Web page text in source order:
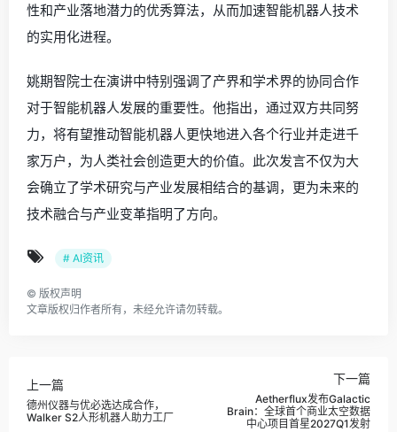
性和产业落地潜力的优秀算法，从而加速智能机器人技术
的实用化进程。
姚期智院士在演讲中特别强调了产界和学术界的协同合作
对于智能机器人发展的重要性。他指出，通过双方共同努
力，将有望推动智能机器人更快地进入各个行业并走进千
家万户，为人类社会创造更大的价值。此次发言不仅为大
会确立了学术研究与产业发展相结合的基调，更为未来的
技术融合与产业变革指明了方向。
# AI资讯
© 版权声明
文章版权归作者所有，未经允许请勿转载。
上一篇
德州仪器与优必选达成合作，
Walker S2人形机器人助力工厂
下一篇
Aetherflux发布Galactic
Brain：全球首个商业太空数据
中心项目首星2027Q1发射